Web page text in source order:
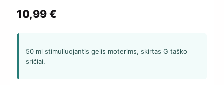
10,99€
50 ml stimuliuojantis gelis moterims, skirtas G taško
sričiai.